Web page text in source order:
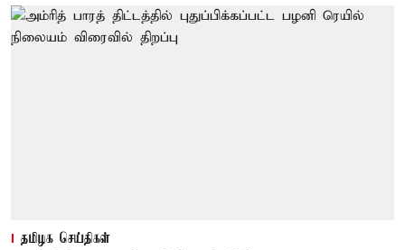
தமிழக செய்திகள்